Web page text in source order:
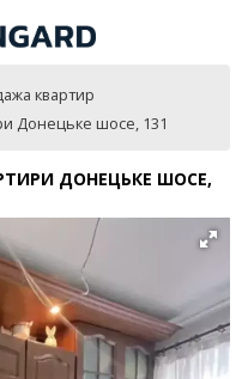
квартир
Донецьке шосе, 131
ДОНЕЦЬКЕ ШОСЕ,